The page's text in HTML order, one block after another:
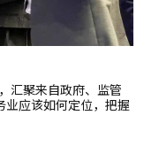
汇聚来自政府、监管
应该如何定位，把握